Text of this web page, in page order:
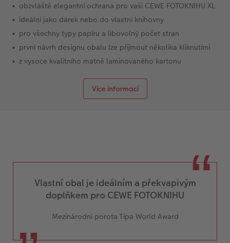
obzvláště elegantní ochrana pro vaši CEWE FOTOKNIHU XL
ideální jako dárek nebo do vlastní knihovny
pro všechny typy papíru a libovolný počet stran
první návrh designu obalu lze přijmout několika kliknutími
z vysoce kvalitního matně laminovaného kartonu
Více informací
Vlastní obal je ideálním a překvapivým
doplňkem pro CEWE FOTOKNIHU
Mezinárodní porota Tipa World Award